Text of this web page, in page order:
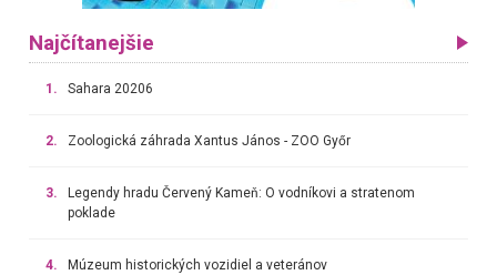
Najčítanejšie
1. Sahara 20206
2. Zoologická záhrada Xantus János - ZOO Győr
3.
Legendy hradu Červený Kameň: O vodníkovi a stratenom
poklade
4. Múzeum historických vozidiel a veteránov